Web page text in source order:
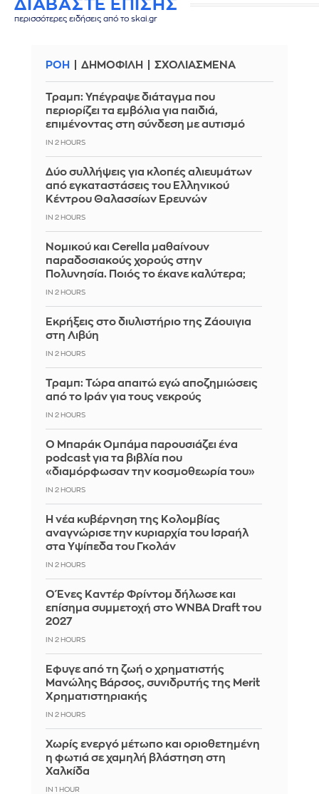
ΔΙΑΒΑΣΤΕ ΕΠΙΣΗΣ
περισσότερες ειδήσεις από το skai.gr
ΡΟΗ ΔΗΜΟΦΙΛΗ ΣΧΟΛΙΑΣΜΕΝΑ
Τραμπ: Υπέγραψε διάταγμα που
περιορίζει τα εμβόλια για παιδιά,
επιμένοντας στη σύνδεση με αυτισμό
IN 2 HOURS
Δύο συλλήψεις για κλοπές αλιευμάτων
από εγκαταστάσεις του Ελληνικού
Κέντρου Θαλασσίων Ερευνών
IN 2 HOURS
Νομικού και Cerella μαθαίνουν
παραδοσιακούς χορούς στην
Πολυνησία. Ποιός το έκανε καλύτερα;
IN 2 HOURS
Εκρήξεις στο διυλιστήριο της Ζάουιγια
στη Λιβύη
IN 2 HOURS
Τραμπ: Τώρα απαιτώ εγώ αποζημιώσεις
από το Ιράν για τους νεκρούς
IN 2 HOURS
Ο Μπαράκ Ομπάμα παρουσιάζει ένα
podcast για τα βιβλία που
«διαμόρφωσαν την κοσμοθεωρία του»
IN 2 HOURS
Η νέα κυβέρνηση της Κολομβίας
αναγνώρισε την κυριαρχία του Ισραήλ
στα Υψίπεδα του Γκολάν
IN 2 HOURS
Ο Ένες Καντέρ Φρίντομ δήλωσε και
επίσημα συμμετοχή στο WNBA Draft του
2027
IN 2 HOURS
Έφυγε από τη ζωή ο χρηματιστής
Μανώλης Βάρσος, συνιδρυτής της Merit
Χρηματιστηριακής
IN 2 HOURS
Χωρίς ενεργό μέτωπο και οριοθετημένη
η φωτιά σε χαμηλή βλάστηση στη
Χαλκίδα
IN 1 HOUR